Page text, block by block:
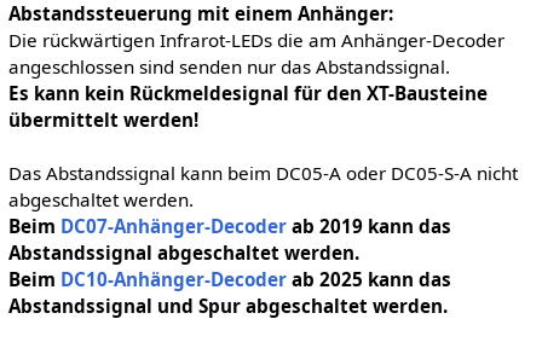
Abstandssteuerung mit einem Anhänger:
Die rückwärtigen Infrarot-LEDs die am Anhänger-Decoder
angeschlossen sind senden nur das Abstandssignal.
Es kann kein Rückmeldesignal für den XT-Bausteine
übermittelt werden!
Das Abstandssignal kann beim DC05-A oder DC05-S-A nicht
abgeschaltet werden.
Beim DC07-Anhänger-Decoderab 2019 kann das
Abstandssignal abgeschaltet werden.
Beim DC10-Anhänger-Decoderab 2025 kann das
Abstandssignal und Spur abgeschaltet werden.